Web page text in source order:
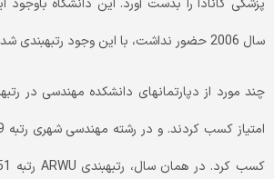
پزشکی کانادا را بدست آورد. این دانشگاه باوجود
سال 2006 حضور نداشت، با این وجود رتبه­بندی شد.